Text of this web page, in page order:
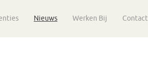
Nieuws Werken Bij Contact